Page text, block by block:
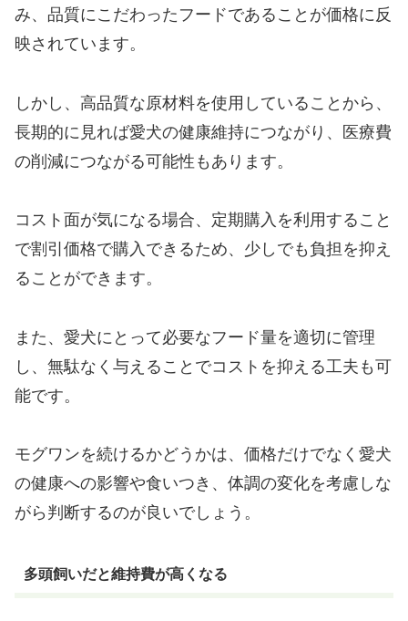
み、品質にこだわったフードであることが価格に反
映されています。
しかし、高品質な原材料を使用していることから、
長期的に見れば愛犬の健康維持につながり、医療費
の削減につながる可能性もあります。
コスト面が気になる場合、定期購入を利用すること
で割引価格で購入できるため、少しでも負担を抑え
ることができます。
また、愛犬にとって必要なフード量を適切に管理
し、無駄なく与えることでコストを抑える工夫も可
能です。
モグワンを続けるかどうかは、価格だけでなく愛犬
の健康への影響や食いつき、体調の変化を考慮しな
がら判断するのが良いでしょう。
多頭飼いだと維持費が高くなる